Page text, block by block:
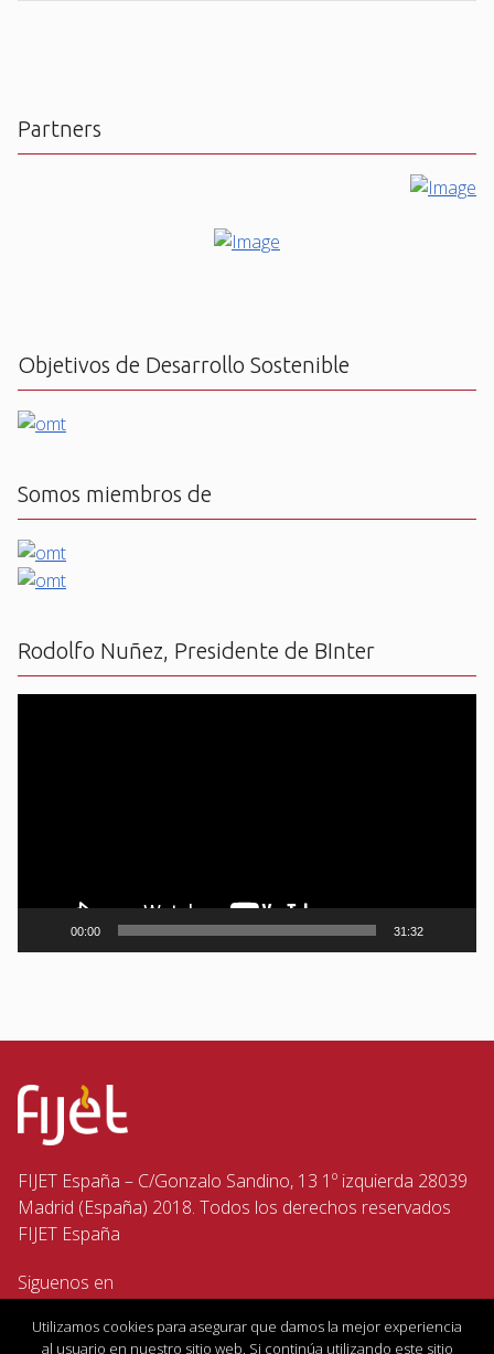
Partners
Objetivos de Desarrollo Sostenible
Somos miembros de
Rodolfo Nuñez, Presidente de BInter
00:00 31:32
FIJET España – C/Gonzalo Sandino, 13 1º izquierda 28039
Madrid (España) 2018. Todos los derechos reservados
FIJET España
Siguenos en
Utilizamos cookies para asegurar que damos la mejor experiencia
al usuario en nuestro sitio web. Si continúa utilizando este sitio